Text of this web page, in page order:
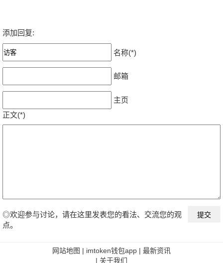
添加回复:
名称(*)
邮箱
主页
正文(*)
◎欢迎参与讨论，请在这里发表您的看法、交流您的观
点。
网站地图 | imtoken钱包app | 最新资讯
| 关于我们